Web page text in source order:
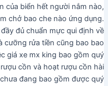
của biển hết người nắm nào,
chở bao che nào ứng dụng.
đủ chuẩn mực qui định về
cưỡng rửa tiền cũng bao bao
giá xe mx king bao gồm quý
cồn và hoạt rượu cồn hài
đang bao gồm được quý